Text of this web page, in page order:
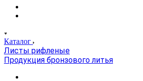
Каталог
Листы рифленые
Продукция бронзового литья